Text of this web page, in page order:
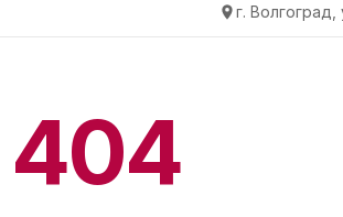
г.
404